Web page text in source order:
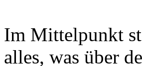
Im Mittelpunkt
alles, was über